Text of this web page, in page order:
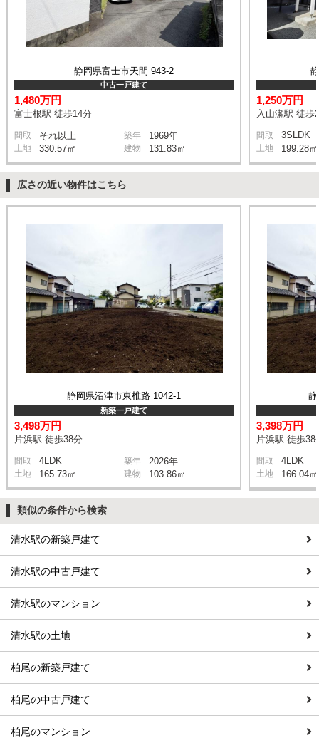
静岡県富士市天間 943-2
中古一戸建て
1,480万円
富士根駅 徒歩14分
間取 それ以上 築年 1969年
土地 330.57㎡ 建物 131.83㎡
1,250万円
入山瀬駅 徒歩
間取 3SLDK
土地 199.28㎡
広さの近い物件はこちら
静岡県沼津市東椎路 1042-1
新築一戸建て
3,498万円
片浜駅 徒歩38分
間取 4LDK 築年 2026年
土地 165.73㎡ 建物 103.86㎡
3,398万円
片浜駅 徒歩38
間取 4LDK
土地 166.04㎡
類似の条件から検索
清水駅の新築戸建て
清水駅の中古戸建て
清水駅のマンション
清水駅の土地
柏尾の新築戸建て
柏尾の中古戸建て
柏尾のマンション